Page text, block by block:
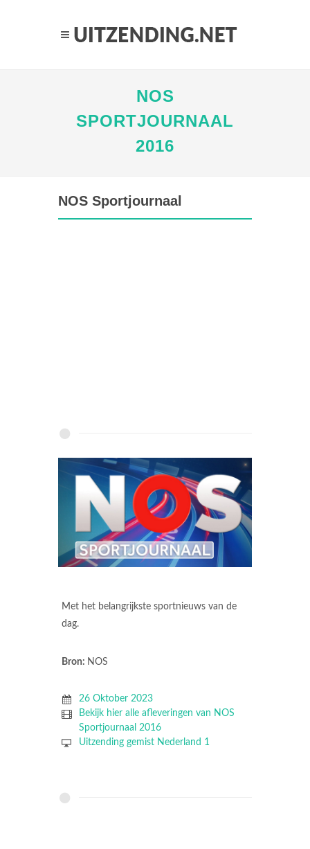
NOS
SPORTJOURNAAL
2016
NOS Sportjournaal
Met het belangrijkste sportnieuws van de
dag.
Bron: NOS
26 Oktober 2023
Bekijk hier alle afleveringen van NOS
Sportjournaal 2016
Uitzending gemist Nederland 1